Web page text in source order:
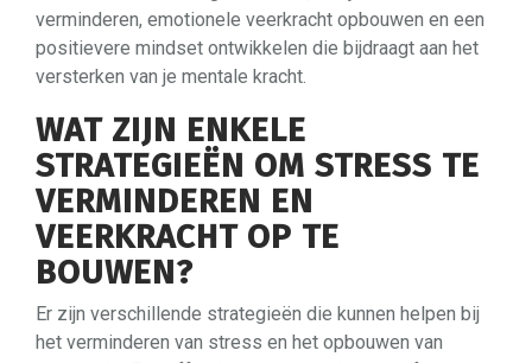
verminderen, emotionele veerkracht opbouwen en een
positievere mindset ontwikkelen die bijdraagt aan het
versterken van je mentale kracht.
WAT ZIJN ENKELE
STRATEGIEËN OM STRESS TE
VERMINDEREN EN
VEERKRACHT OP TE
BOUWEN?
Er zijn verschillende strategieën die kunnen helpen bij
het verminderen van stress en het opbouwen van